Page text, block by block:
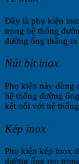
Đây là phụ kiện
trong hệ thống
đường ống thẳng
Nút bịt inox
Phụ kiện này dùng
hệ thống đường
kết nối với hệ
Kép inox
Phụ kiện kép inox
đường ống ren